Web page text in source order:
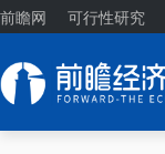
前瞻网 可行性研究